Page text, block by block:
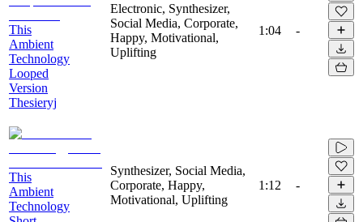
This
Ambient
Technology
Looped
Version
Thesieryj
Electronic, Synthesizer,
Social Media, Corporate,
Happy, Motivational,
Uplifting
1:04 -
This
Ambient
Technology
Synthesizer, Social Media,
Corporate, Happy,
Motivational, Uplifting
1:12 -